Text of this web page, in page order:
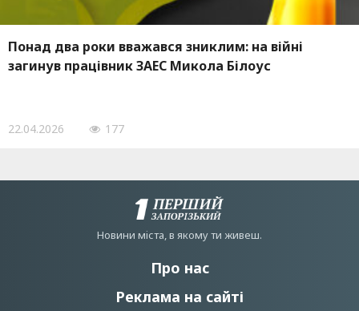
Понад два роки вважався зниклим: на війні
загинув працівник ЗАЕС Микола Білоус
22.04.2026 177
Новини мiста, в якому ти живеш.
Про нас
Реклама на сайті